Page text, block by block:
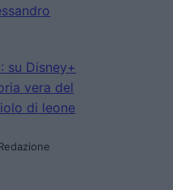
su Disney+
vera del
di leone